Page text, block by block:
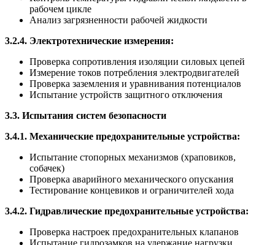
рабочем цикле
Анализ загрязненности рабочей жидкости
3.2.4. Электротехнические измерения:
Проверка сопротивления изоляции силовых цепей
Измерение токов потребления электродвигателей
Проверка заземления и уравнивания потенциалов
Испытание устройств защитного отключения
3.3. Испытания систем безопасности
3.4.1. Механические предохранительные устройства:
Испытание стопорных механизмов (храповиков,
собачек)
Проверка аварийного механического опускания
Тестирование концевиков и ограничителей хода
3.4.2. Гидравлические предохранительные устройства:
Проверка настроек предохранительных клапанов